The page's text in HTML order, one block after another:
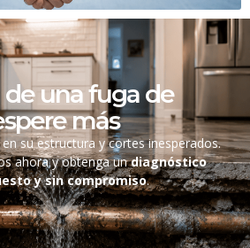
de una fuga de
más
su estructura y cortes inesperados.
ahora y obtenga undiagnóstico
y sin compromiso.